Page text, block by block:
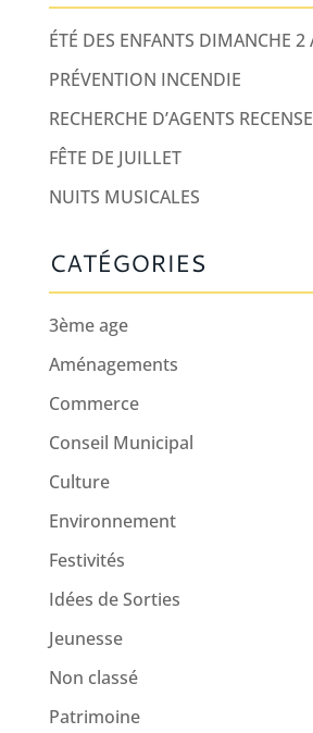
ÉTÉ DES ENFANTS DIMANCHE 2
PRÉVENTION INCENDIE
RECHERCHE D’AGENTS
FÊTE DE JUILLET
NUITS MUSICALES
CATÉGORIES
3ème age
Aménagements
Commerce
Conseil Municipal
Culture
Environnement
Festivités
Idées de Sorties
Jeunesse
Non classé
Patrimoine